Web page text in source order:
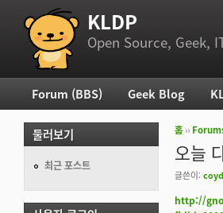
부 메뉴 KLDP
Open Source, Geek,
현재 위
홈 ››
오늘
글쓴이:
http://
주 메뉴
Forum (BBS) Geek Blog
둘러보기
최근 포스트